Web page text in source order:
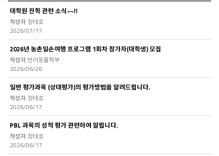
자
유
게
시
판
목
록
대학원 진학 관련 소식~~!!
정태호
2026/07/17
2026년 농촌일손여행 프로그램 1회차 참가자(대학생) 모집
반려동물학부
2026/06/26
일반 평가과목 (상대평가)의 평가방법을 알려드립니다.
정태호
2026/06/17
PBL 과목의 성적 평가 관련하여 알립니다.
정태호
2026/06/17